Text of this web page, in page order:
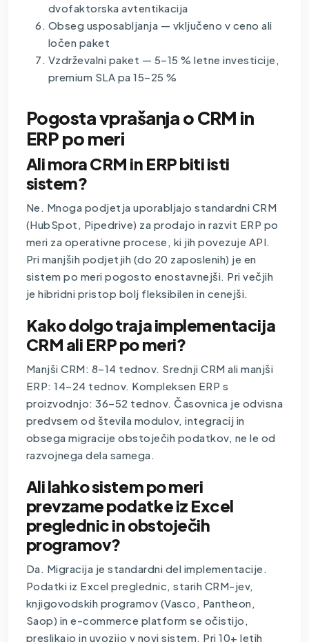
dvofaktorska avtentikacija
Obseg usposabljanja — vključeno v ceno ali
ločen paket
Vzdrževalni paket — 5–15 % letne investicije,
premium SLA pa 15–25 %
Pogosta vprašanja o CRM in
ERP po meri
Ali mora CRM in ERP biti isti
sistem?
Ne. Mnoga podjetja uporabljajo standardni CRM
(HubSpot, Pipedrive) za prodajo in razvit ERP po
meri za operativne procese, ki jih povezuje API.
Pri manjših podjetjih (do 20 zaposlenih) je en
sistem po meri pogosto enostavnejši. Pri večjih
je hibridni pristop bolj fleksibilen in cenejši.
Kako dolgo traja implementacija
CRM ali ERP po meri?
Manjši CRM: 8–14 tednov. Srednji CRM ali manjši
ERP: 14–24 tednov. Kompleksen ERP s
proizvodnjo: 36–52 tednov. Časovnica je odvisna
predvsem od števila modulov, integracij in
obsega migracije obstoječih podatkov, ne le od
razvojnega dela samega.
Ali lahko sistem po meri
prevzame podatke iz Excel
preglednic in obstoječih
programov?
Da. Migracija je standardni del implementacije.
Podatki iz Excel preglednic, starih CRM-jev,
knjigovodskih programov (Vasco, Pantheon,
Saop) in e-commerce platform se očistijo,
preslikajo in uvozijo v novi sistem. Pri 10+ letih